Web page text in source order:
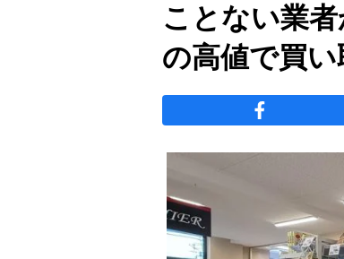
ことない業
の高値で買い